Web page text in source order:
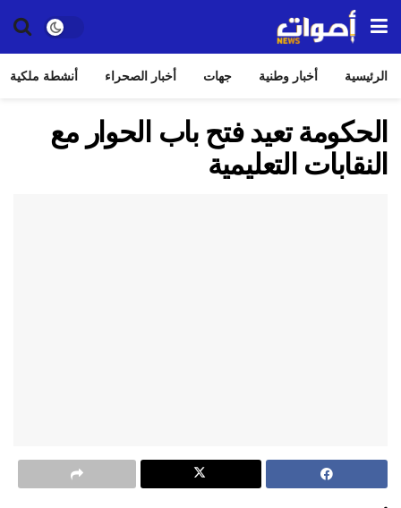
الرئيسية أخبار وطنية جهات أخبار الصحراء أنشطة ملكية
الحكومة تعيد فتح باب الحوار مع
النقابات التعليمية